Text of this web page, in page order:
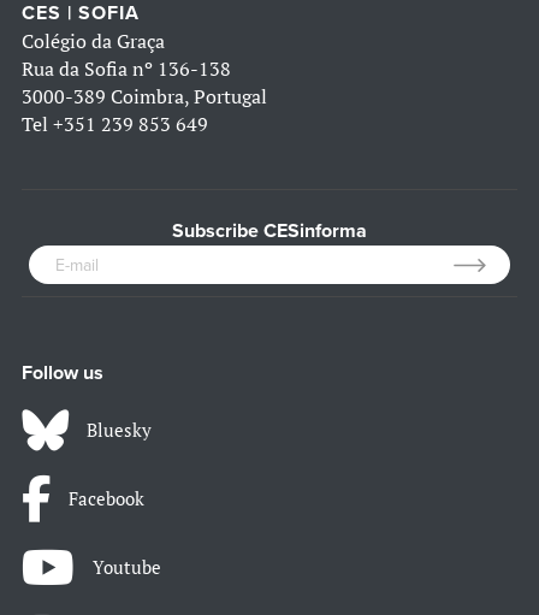
CES | SOFIA
Colégio da Graça
Rua da Sofia nº 136-138
3000-389 Coimbra, Portugal
Tel +351 239 853 649
Subscribe CESinforma
Follow us
Bluesky
Facebook
Youtube